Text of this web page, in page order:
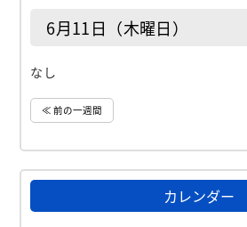
6月11日（木曜日）
なし
≪ 前の一週間
カレンダー